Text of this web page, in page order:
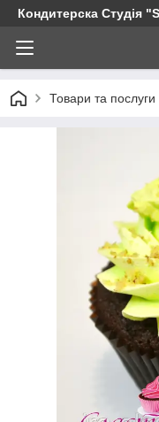
Кондитерска Студія
Товари та послуги